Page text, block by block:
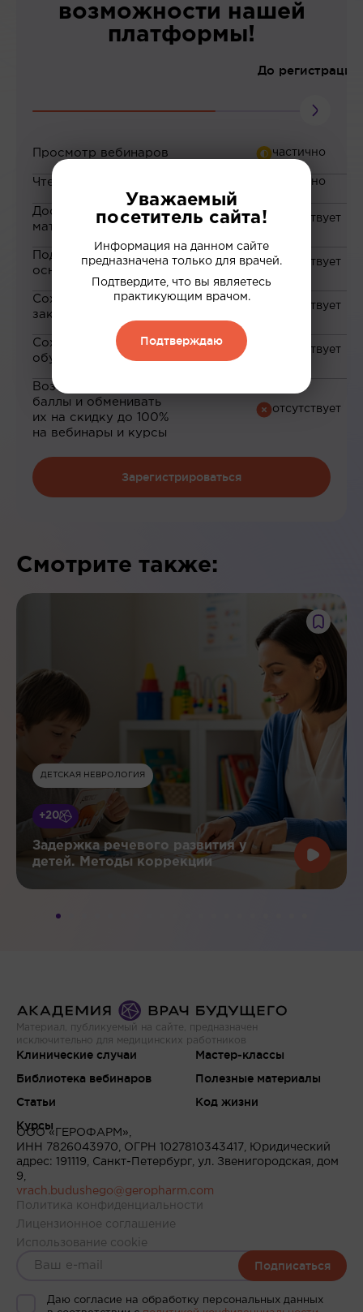
возможности нашей
платформы!
До регистрации
Просмотр вебинаров
Чтение статей
Доступ к закрытым
материалам
Подборка материалов на
основе ваших интересов
Сохранение материалов в
закладки
Сохранение прогресса по
обучению
Возможность зарабатывать
баллы и обменивать
их на скидку до 100%
на вебинары и курсы
Зарегистрироваться
Смотрите также:
ДЕТСКАЯ НЕВРОЛОГИЯ
+20
Задержка речевого развития у
детей. Методы коррекции
Материал, публикуемый на сайте, предназначен
исключительно для медицинских работников
Клинические случаи
Библиотека вебинаров
Статьи
Курсы
Мастер-классы
Полезные материалы
Код жизни
ООО «ГЕРОФАРМ»,
ИНН 7826043970, ОГРН 1027810343417, Юридический
адрес: 191119, Санкт-Петербург, ул. Звенигородская, дом
9,
vrach.budushego@geropharm.com
Политика конфиденциальности
Лицензионное соглашение
Использование cookie
Подписаться
Даю согласие на обработку персональных данных
Уважаемый
посетитель сайта!
Информация на данном сайте
предназначена только для врачей.
Подтвердите, что вы являетесь
практикующим врачом.
Подтверждаю